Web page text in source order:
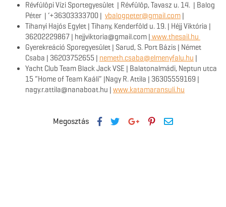
Révfülöpi Vízi Sportegyesület | Révfülöp, Tavasz u. 14. | Balog
Péter | ‘+36303333700 | vbalogpeter@gmail.com |
Tihanyi Hajós Egylet | Tihany, Kenderföld u. 19. | Héjj Viktória |
36202229867 | hejjviktoria@gmail.com | www.thesail.hu
Gyerekreáció Sporegyesület | Sarud, S. Port Bázis | Német
Csaba | 36203752655 | nemeth.csaba@elmenyfalu.hu |
Yacht Club Team Black Jack VSE | Balatonalmádi, Neptun utca
15 “Home of Team Kaáli” |Nagy R. Attila | 36305559169 |
nagy.r.attila@nanaboat.hu | www.katamaransuli.hu
Megosztás